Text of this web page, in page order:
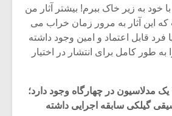
خود به زیر خاک ببرم! بیشتر آثار من
این آثار به مرور زمان خراب می
فرد قابل اعتماد و امین وجود داشته
به طور کامل برای انتشار در اختیار
یک مدلاسیون در چهارگاه وجود دارد؛
گیلکی سابقه اجرایی داشته